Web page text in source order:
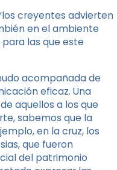
creyentes advierten
en el ambiente
las que este
acompañada de
eficaz. Una
aquellos a los que
sabemos que la
en la cruz, los
que fueron
del patrimonio